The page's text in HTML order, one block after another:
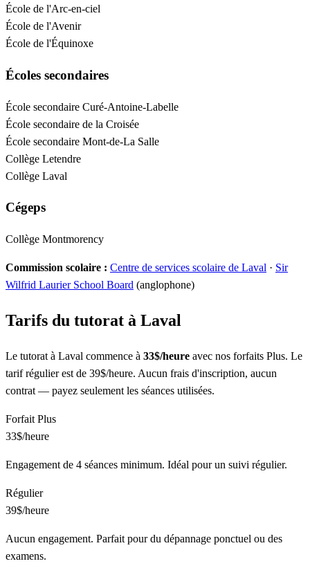
École de l'Arc-en-ciel
École de l'Avenir
École de l'Équinoxe
Écoles secondaires
École secondaire Curé-Antoine-Labelle
École secondaire de la Croisée
École secondaire Mont-de-La Salle
Collège Letendre
Collège Laval
Cégeps
Collège Montmorency
Commission scolaire : Centre de services scolaire de Laval · Sir
Wilfrid Laurier School Board (anglophone)
Tarifs du tutorat à Laval
Le tutorat à Laval commence à 33$/heure avec nos forfaits Plus. Le
tarif régulier est de 39$/heure. Aucun frais d'inscription, aucun
contrat — payez seulement les séances utilisées.
Forfait Plus
33$/heure
Engagement de 4 séances minimum. Idéal pour un suivi régulier.
Régulier
39$/heure
Aucun engagement. Parfait pour du dépannage ponctuel ou des
examens.